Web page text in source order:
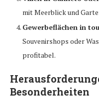
mit Meerblick und
Gewerbeflächen in
Souvenirshops oder
profitabel.
Besonderheiten